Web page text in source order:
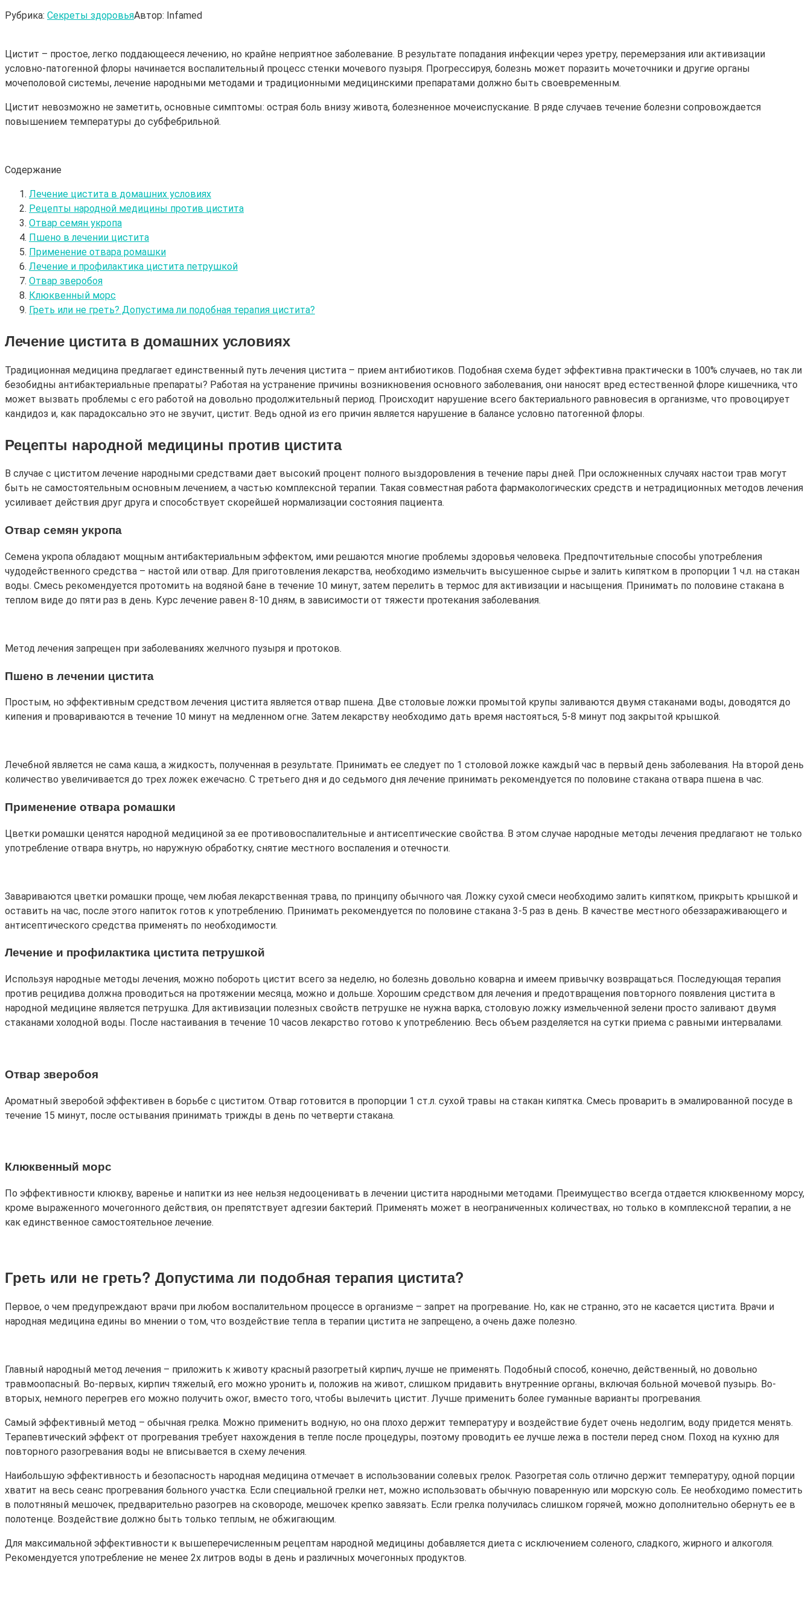
Рубрика: Секреты здоровьяАвтор: Infamed
Цистит – простое, легко поддающееся лечению, но крайне неприятное заболевание. В результате попадания инфекции через уретру, перемерзания или активизации
условно-патогенной флоры начинается воспалительный процесс стенки мочевого пузыря. Прогрессируя, болезнь может поразить мочеточники и другие органы
мочеполовой системы, лечение народными методами и традиционными медицинскими препаратами должно быть своевременным.
Цистит невозможно не заметить, основные симптомы: острая боль внизу живота, болезненное мочеиспускание. В ряде случаев течение болезни сопровождается
повышением температуры до субфебрильной.
Содержание
Лечение цистита в домашних условиях
Рецепты народной медицины против цистита
Отвар семян укропа
Пшено в лечении цистита
Применение отвара ромашки
Лечение и профилактика цистита петрушкой
Отвар зверобоя
Клюквенный морс
Греть или не греть? Допустима ли подобная терапия цистита?
Лечение цистита в домашних условиях
Традиционная медицина предлагает единственный путь лечения цистита – прием антибиотиков. Подобная схема будет эффективна практически в 100% случаев, но так ли
безобидны антибактериальные препараты? Работая на устранение причины возникновения основного заболевания, они наносят вред естественной флоре кишечника, что
может вызвать проблемы с его работой на довольно продолжительный период. Происходит нарушение всего бактериального равновесия в организме, что провоцирует
кандидоз и, как парадоксально это не звучит, цистит. Ведь одной из его причин является нарушение в балансе условно патогенной флоры.
Рецепты народной медицины против цистита
В случае с циститом лечение народными средствами дает высокий процент полного выздоровления в течение пары дней. При осложненных случаях настои трав могут
быть не самостоятельным основным лечением, а частью комплексной терапии. Такая совместная работа фармакологических средств и нетрадиционных методов лечения
усиливает действия друг друга и способствует скорейшей нормализации состояния пациента.
Отвар семян укропа
Семена укропа обладают мощным антибактериальным эффектом, ими решаются многие проблемы здоровья человека. Предпочтительные способы употребления
чудодейственного средства – настой или отвар. Для приготовления лекарства, необходимо измельчить высушенное сырье и залить кипятком в пропорции 1 ч.л. на стакан
воды. Смесь рекомендуется протомить на водяной бане в течение 10 минут, затем перелить в термос для активизации и насыщения. Принимать по половине стакана в
теплом виде до пяти раз в день. Курс лечение равен 8-10 дням, в зависимости от тяжести протекания заболевания.
Метод лечения запрещен при заболеваниях желчного пузыря и протоков.
Пшено в лечении цистита
Простым, но эффективным средством лечения цистита является отвар пшена. Две столовые ложки промытой крупы заливаются двумя стаканами воды, доводятся до
кипения и провариваются в течение 10 минут на медленном огне. Затем лекарству необходимо дать время настояться, 5-8 минут под закрытой крышкой.
Лечебной является не сама каша, а жидкость, полученная в результате. Принимать ее следует по 1 столовой ложке каждый час в первый день заболевания. На второй день
количество увеличивается до трех ложек ежечасно. С третьего дня и до седьмого дня лечение принимать рекомендуется по половине стакана отвара пшена в час.
Применение отвара ромашки
Цветки ромашки ценятся народной медициной за ее противовоспалительные и антисептические свойства. В этом случае народные методы лечения предлагают не только
употребление отвара внутрь, но наружную обработку, снятие местного воспаления и отечности.
Завариваются цветки ромашки проще, чем любая лекарственная трава, по принципу обычного чая. Ложку сухой смеси необходимо залить кипятком, прикрыть крышкой и
оставить на час, после этого напиток готов к употреблению. Принимать рекомендуется по половине стакана 3-5 раз в день. В качестве местного обеззараживающего и
антисептического средства применять по необходимости.
Лечение и профилактика цистита петрушкой
Используя народные методы лечения, можно побороть цистит всего за неделю, но болезнь довольно коварна и имеем привычку возвращаться. Последующая терапия
против рецидива должна проводиться на протяжении месяца, можно и дольше. Хорошим средством для лечения и предотвращения повторного появления цистита в
народной медицине является петрушка. Для активизации полезных свойств петрушке не нужна варка, столовую ложку измельченной зелени просто заливают двумя
стаканами холодной воды. После настаивания в течение 10 часов лекарство готово к употреблению. Весь объем разделяется на сутки приема с равными интервалами.
Отвар зверобоя
Ароматный зверобой эффективен в борьбе с циститом. Отвар готовится в пропорции 1 ст.л. сухой травы на стакан кипятка. Смесь проварить в эмалированной посуде в
течение 15 минут, после остывания принимать трижды в день по четверти стакана.
Клюквенный морс
По эффективности клюкву, варенье и напитки из нее нельзя недооценивать в лечении цистита народными методами. Преимущество всегда отдается клюквенному морсу,
кроме выраженного мочегонного действия, он препятствует адгезии бактерий. Применять может в неограниченных количествах, но только в комплексной терапии, а не
как единственное самостоятельное лечение.
Греть или не греть? Допустима ли подобная терапия цистита?
Первое, о чем предупреждают врачи при любом воспалительном процессе в организме – запрет на прогревание. Но, как не странно, это не касается цистита. Врачи и
народная медицина едины во мнении о том, что воздействие тепла в терапии цистита не запрещено, а очень даже полезно.
Главный народный метод лечения – приложить к животу красный разогретый кирпич, лучше не применять. Подобный способ, конечно, действенный, но довольно
травмоопасный. Во-первых, кирпич тяжелый, его можно уронить и, положив на живот, слишком придавить внутренние органы, включая больной мочевой пузырь. Во-
вторых, немного перегрев его можно получить ожог, вместо того, чтобы вылечить цистит. Лучше применить более гуманные варианты прогревания.
Самый эффективный метод – обычная грелка. Можно применить водную, но она плохо держит температуру и воздействие будет очень недолгим, воду придется менять.
Терапевтический эффект от прогревания требует нахождения в тепле после процедуры, поэтому проводить ее лучше лежа в постели перед сном. Поход на кухню для
повторного разогревания воды не вписывается в схему лечения.
Наибольшую эффективность и безопасность народная медицина отмечает в использовании солевых грелок. Разогретая соль отлично держит температуру, одной порции
хватит на весь сеанс прогревания больного участка. Если специальной грелки нет, можно использовать обычную поваренную или морскую соль. Ее необходимо поместить
в полотняный мешочек, предварительно разогрев на сковороде, мешочек крепко завязать. Если грелка получилась слишком горячей, можно дополнительно обернуть ее в
полотенце. Воздействие должно быть только теплым, не обжигающим.
Для максимальной эффективности к вышеперечисленным рецептам народной медицины добавляется диета с исключением соленого, сладкого, жирного и алкоголя.
Рекомендуется употребление не менее 2х литров воды в день и различных мочегонных продуктов.